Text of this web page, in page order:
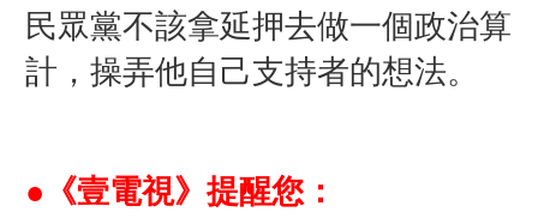
民眾黨不該拿延押去做一個政治算
計，操弄他自己支持者的想法。
●《壹電視》提醒您：